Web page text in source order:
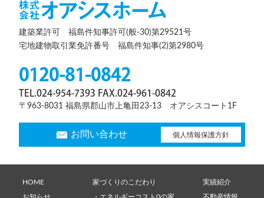
建築業許可 福島件知事許可(般-30)第29521号
宅地建物取引業免許番号 福島件知事(2)第2980号
0120-81-0842
TEL.024-954-7393 FAX.024-961-0842
〒963-8031 福島県郡山市上亀田23-13 オアシスコート1F
お問い合わせ 個人情報保護方針
HOME 家づくりのこだわり 実績紹介